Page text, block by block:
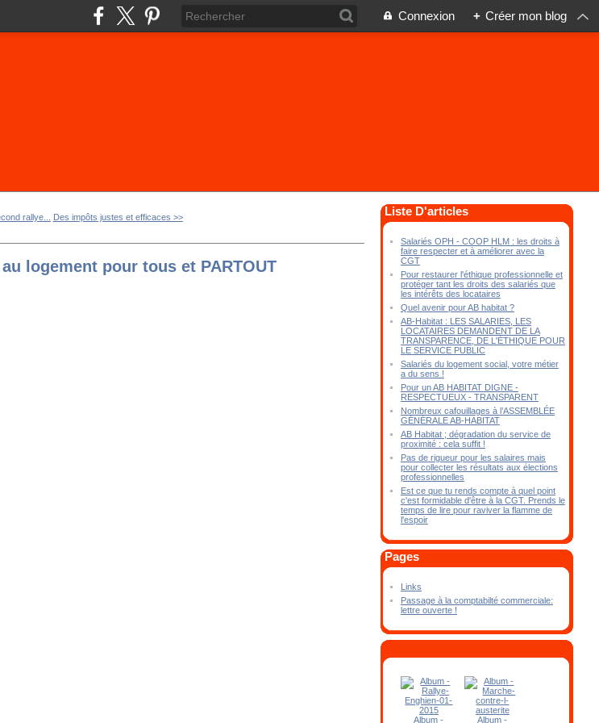
Connexion + Créer mon blog
rallye... Des impôts justes et efficaces >>
logement pour tous et PARTOUT
Liste D'articles
Salariés OPH - COOP HLM : les droits à
faire respecter et à améliorer avec la
CGT
Pour restaurer l'éthique professionnelle et
protéger tant les droits des salariés que
les intérêts des locataires
Quel avenir pour AB habitat ?
AB-Habitat : LES SALARIES, LES
LOCATAIRES DEMANDENT DE LA
TRANSPARENCE, DE L'ÉTHIQUE POUR
LE SERVICE PUBLIC
Salariés du logement social, votre métier
a du sens !
Pour un AB HABITAT DIGNE -
RESPECTUEUX - TRANSPARENT
Nombreux cafouillages à l’ASSEMBLÉE
GÉNÉRALE AB-HABITAT
AB Habitat ; dégradation du service de
proximité : cela suffit !
Pas de rigueur pour les salaires mais
pour collecter les résultats aux élections
professionnelles
Est ce que tu rends compte à quel point
c'est formidable d'être à la CGT. Prends le
temps de lire pour raviver la flamme de
l'espoir
Pages
Links
Passage à la comptabilté commerciale:
lettre ouverte !
Album -
Album -